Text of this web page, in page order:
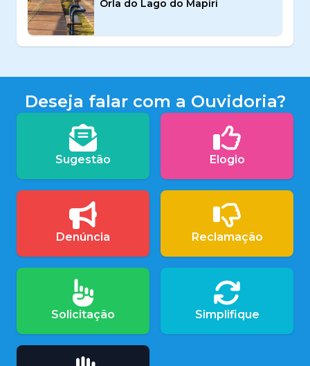
Orla do Lago do Mapiri
Deseja falar com a Ouvidoria?
Sugestão Elogio
Denúncia Reclamação
Solicitação Simplifique